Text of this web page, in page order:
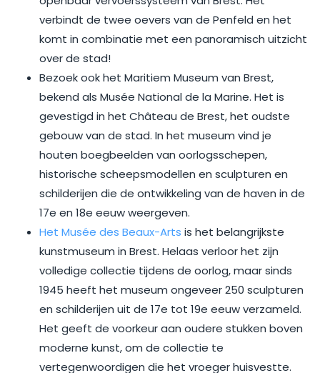
verbindt de twee oevers van de Penfeld en het
komt in combinatie met een panoramisch uitzicht
over de stad!
Bezoek ook het Maritiem Museum van Brest,
bekend als Musée National de la Marine. Het is
gevestigd in het Château de Brest, het oudste
gebouw van de stad. In het museum vind je
houten boegbeelden van oorlogsschepen,
historische scheepsmodellen en sculpturen en
schilderijen die de ontwikkeling van de haven in de
17e en 18e eeuw weergeven.
Het Musée des Beaux-Arts is het belangrijkste
kunstmuseum in Brest. Helaas verloor het zijn
volledige collectie tijdens de oorlog, maar sinds
1945 heeft het museum ongeveer 250 sculpturen
en schilderijen uit de 17e tot 19e eeuw verzameld.
Het geeft de voorkeur aan oudere stukken boven
moderne kunst, om de collectie te
vertegenwoordigen die het vroeger huisvestte.